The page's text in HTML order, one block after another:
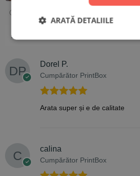
1-5 din 107 recenzii
Dorel P.
Cumpărător PrintBox
Evaluat la
5
din 5
Arata super și e de calitate
calina
Cumpărător PrintBox
ARATĂ DETALIILE